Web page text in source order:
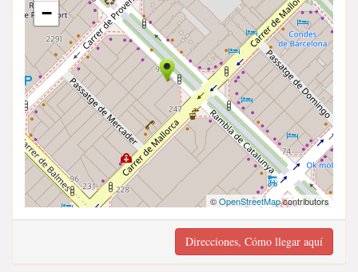
−
©OpenStreetMapcontributors
Direcciones, Cómo llegar aquí